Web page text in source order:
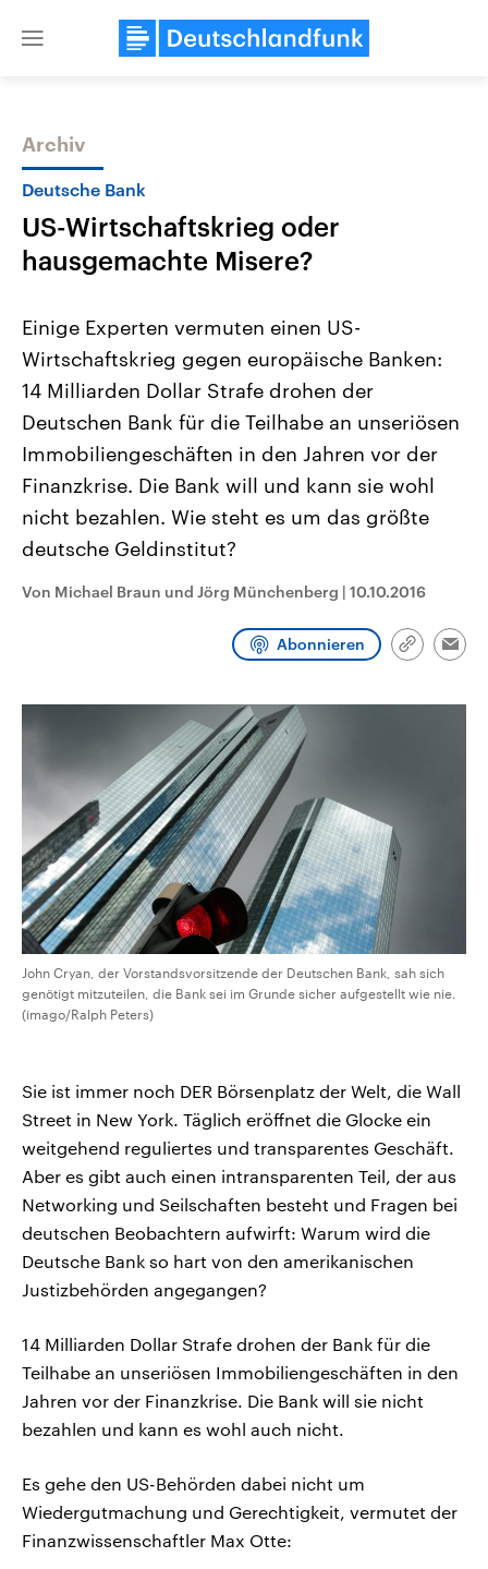
Close
Themen
Landtagswahl Sachsen-Anhalt
2026
Alle Informationen
Sachsen-Anhalt wählt am 6.
September 2026 einen neuen
Landtag. Seit 2021 wird das
Bundesland von einer Koalition aus
Umfragen, Prognosen,
Wahlprogramme, aktuelle Berichte
und Hintergründe zu den Parteien
Wahl.
USA
Aktuelle Beiträge,
Hintergründe
Wirtschaftlich und
gehören die Vereinigten
den mächtigsten Ländern
mit großem Einfluss auf
Sendungen Programm
Archiv
Deutsche Bank
US-Wirtschaftskrieg oder
hausgemachte Misere?
Einige Experten vermuten einen US-
Wirtschaftskrieg gegen europäische Banken:
14 Milliarden Dollar Strafe drohen der
Deutschen Bank für die Teilhabe an unseriösen
Immobiliengeschäften in den Jahren vor der
Finanzkrise. Die Bank will und kann sie wohl
nicht bezahlen. Wie steht es um das größte
deutsche Geldinstitut?
Von Michael Braun und Jörg Münchenberg | 10.10.2016
Abonnieren
Link
John Cryan, der Vorstandsvorsitzende der Deutschen Bank, sah sich
genötigt mitzuteilen, die Bank sei im Grunde sicher aufgestellt wie nie.
(imago/Ralph Peters)
Sie ist immer noch DER Börsenplatz der Welt, die Wall
Street in New York. Täglich eröffnet die Glocke ein
weitgehend reguliertes und transparentes Geschäft.
Aber es gibt auch einen intransparenten Teil, der aus
Networking und Seilschaften besteht und Fragen bei
deutschen Beobachtern aufwirft: Warum wird die
Deutsche Bank so hart von den amerikanischen
Justizbehörden angegangen?
14 Milliarden Dollar Strafe drohen der Bank für die
Teilhabe an unseriösen Immobiliengeschäften in den
Jahren vor der Finanzkrise. Die Bank will sie nicht
bezahlen und kann es wohl auch nicht.
Es gehe den US-Behörden dabei nicht um
Wiedergutmachung und Gerechtigkeit, vermutet der
Finanzwissenschaftler Max Otte: